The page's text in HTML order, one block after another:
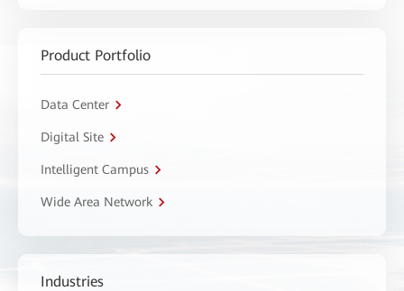
Product Portfolio
Data Center
Digital Site
Intelligent Campus
Wide Area Network
Industries